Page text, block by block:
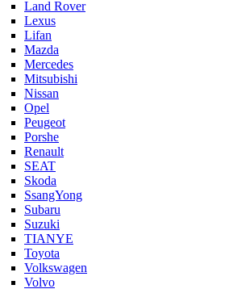
Land Rover
Lexus
Lifan
Mazda
Mercedes
Mitsubishi
Nissan
Opel
Peugeot
Porshe
Renault
SEAT
Skoda
SsangYong
Subaru
Suzuki
TIANYE
Toyota
Volkswagen
Volvo